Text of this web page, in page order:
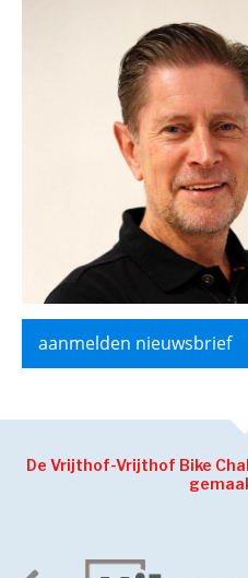
aanmelden nieuwsbrief
De Vrijthof-Vrijthof Bike